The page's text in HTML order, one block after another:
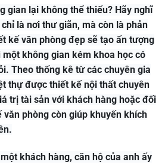
gian lại không thể thiếu? Hãy nghĩ
là nơi thư giãn, mà còn là phản
kế văn phòng đẹp sẽ tạo ấn tượng
không gian kém khoa học có
Theo thống kê từ các chuyên gia
thự được thiết kế nội thất chuyên
trị tài sản với khách hàng hoặc đối
phòng còn giúp khuyến khích
khách hàng, căn hộ của anh ấy